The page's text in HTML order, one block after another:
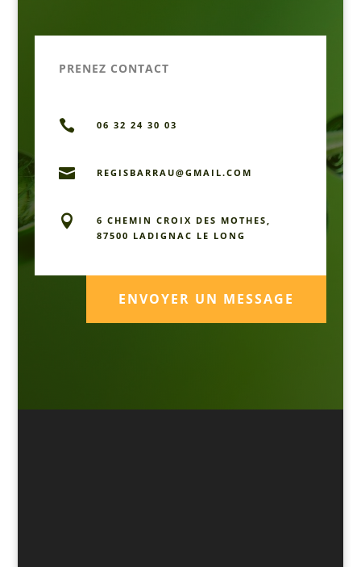
PRENEZ CONTACT
 06 32 24 30 03
 REGISBARRAU@GMAIL.COM

6 CHEMIN CROIX DES MOTHES,
87500 LADIGNAC LE LONG
ENVOYER UN MESSAGE